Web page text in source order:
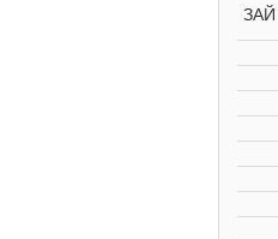
ЗАЙ